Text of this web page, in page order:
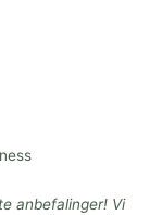
anbefalinger! Vi